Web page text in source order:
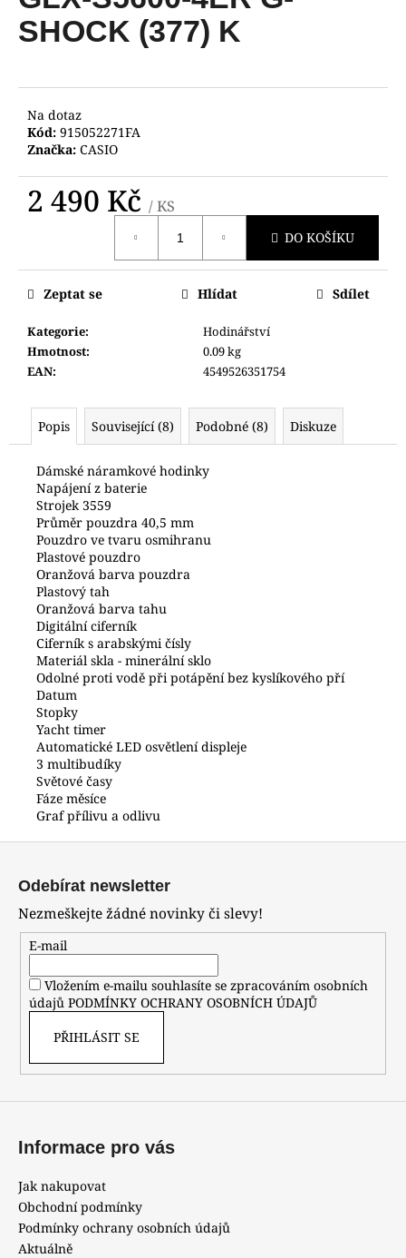
0,0
z
SHOCK (377) K
Na dotaz
Kód: 915052271FA
Značka: CASIO
2 490 Kč / KS
DO KOŠÍKU
Kategorie:
Hodinářství
Hmotnost:
0.09 kg
EAN: 4549526351754
Zeptat se Hlídat Sdílet
Popis Související (8) Podobné (8) Diskuze
Dámské náramkové hodinky
Napájení z baterie
Strojek 3559
Průměr pouzdra 40,5 mm
Pouzdro ve tvaru osmihranu
Plastové pouzdro
Oranžová barva pouzdra
Plastový tah
Oranžová barva tahu
Digitální ciferník
Ciferník s arabskými čísly
Materiál skla - minerální sklo
Odolné proti vodě při potápění bez kyslíkového pří
Datum
Stopky
Yacht timer
Automatické LED osvětlení displeje
3 multibudíky
Světové časy
Fáze měsíce
Graf přílivu a odlivu
a
j
t
?
HLEDAT
D
p
o
j
HODINKY
ORIENT
FKU00002D0
700
Kč
Odebírat newsletter
Nezmeškejte žádné novinky či slevy!
E-mail
Vložením e-mailu souhlasíte se zpracováním osobních
údajů PODMÍNKY OCHRANY OSOBNÍCH ÚDAJŮ
PŘIHLÁSIT SE
Informace pro vás
Jak nakupovat
Obchodní podmínky
Podmínky ochrany osobních údajů
Aktuálně